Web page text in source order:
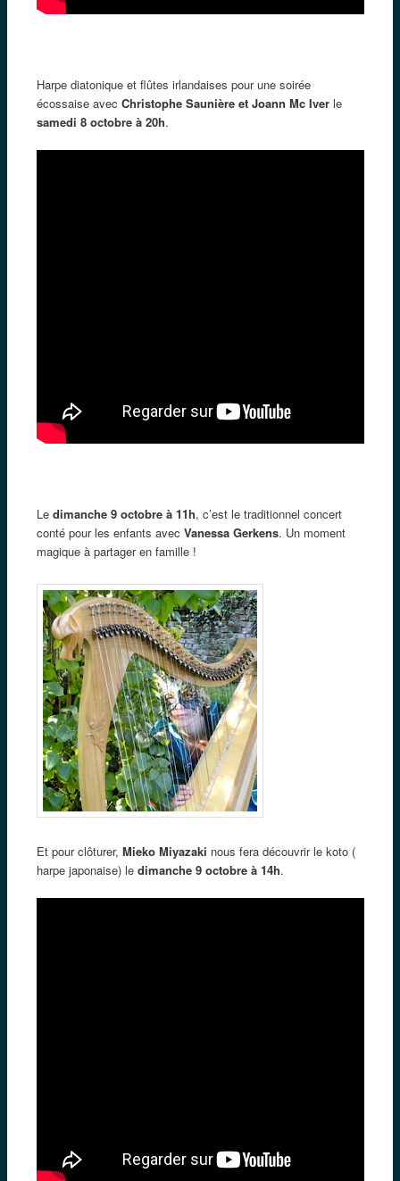
Harpe diatonique et flûtes irlandaises pour une soirée
écossaise avec Christophe Saunière et Joann Mc Iverle
samedi 8 octobre à 20h.
Le dimanche 9 octobre à 11h, c’est le traditionnel concert
conté pour les enfants avec Vanessa Gerkens. Un moment
magique à partager en famille !
Et pour clôturer, Mieko Miyazaki nous fera découvrir le koto (
harpe japonaise) le dimanche 9 octobre à 14h.